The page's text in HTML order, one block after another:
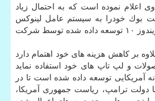
اعلام نموده است كه به احتمال زیاد
بوك خودرا به سیستم عامل لینوكس
مجهز كرده و آنرا جایگزین ویندوز ۱۰ توسعه داده شده توسط شركت
بر كاهش هزینه های خود اهتمام دارد
و لپ تاپ های خود استفاده نماید
توسعه داده شده است تا در
دولت ترامپ، ریاست جمهوری آمریكا،